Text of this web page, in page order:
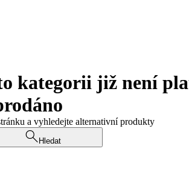
kategorii již není
a vyhledejte alternativní produkty
Hledat